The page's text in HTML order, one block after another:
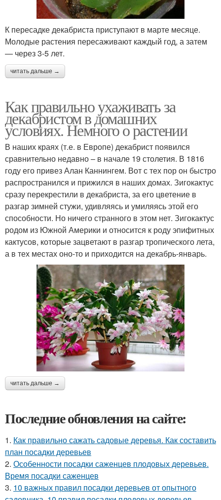
К пересадке декабриста приступают в марте месяце.
Молодые растения пересаживают каждый год, а затем
— через 3-5 лет.
читать дальше →
Как правильно ухаживать за
декабристом в домашних
условиях. Немного о растении
В наших краях (т.е. в Европе) декабрист появился
сравнительно недавно – в начале 19 столетия. В 1816
году его привез Алан Каннингем. Вот с тех пор он быстро
распространился и прижился в наших домах. Зигокактус
сразу перекрестили в декабриста, за его цветение в
разгар зимней стужи, удивляясь и умиляясь этой его
способности. Но ничего странного в этом нет. Зигокактус
родом из Южной Америки и относится к роду эпифитных
кактусов, которые зацветают в разгар тропического лета,
а в тех местах оно-то и приходится на декабрь-январь.
читать дальше →
Последние обновления на сайте:
1. Как правильно сажать садовые деревья. Как составить
план посадки деревьев
2. Особенности посадки саженцев плодовых деревьев.
Время посадки саженцев
3. 10 важных правил посадки деревьев от опытного